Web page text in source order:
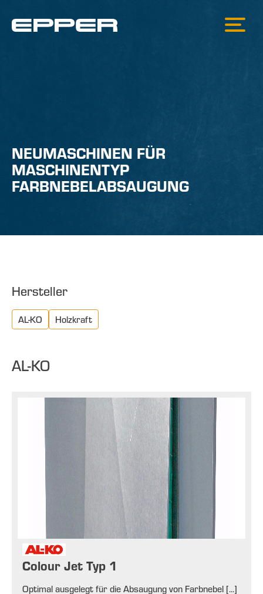
NEUMASCHINEN FÜR
MASCHINENTYP
FARBNEBELABSAUGUNG
Hersteller
AL-KO Holzkraft
AL-KO
Colour Jet Typ 1
Optimal ausgelegt für die Absaugung von Farbnebel [...]